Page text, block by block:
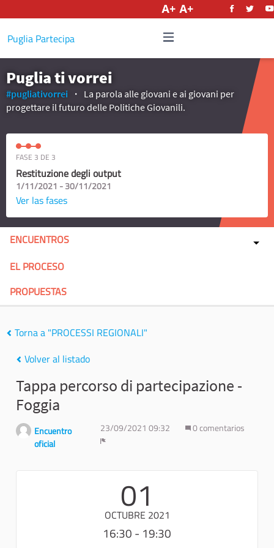
Puglia Partecipa
Puglia ti vorrei
#pugliativorrei
La parola alle giovani e ai giovani per
progettare il futuro delle Politiche Giovanili.
FASE 3 DE 3
Restituzione degli output
1/11/2021 - 30/11/2021
Ver las fases
ENCUENTROS
EL PROCESO
PROPUESTAS
Torna a "PROCESSI REGIONALI"
Volver al listado
Tappa percorso di partecipazione -
Foggia
Encuentro
oficial
23/09/2021 09:32
0 comentarios
01
OCTUBRE 2021
16:30 - 19:30